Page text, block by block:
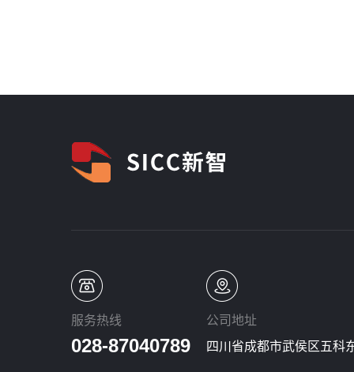
服务热线
028-87040789
公司地址
四川省成都市武侯区五科